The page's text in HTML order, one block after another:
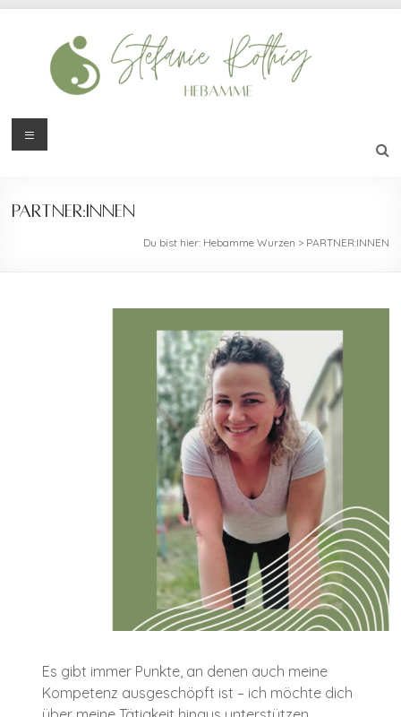
springen
Hebamme
Röthig
Menü
PARTNER:INNEN
Du bist hier: Hebamme Wurzen > PARTNER:INNEN
Es gibt immer Punkte, an denen auch meine
Kompetenz ausgeschöpft ist – ich möchte dich